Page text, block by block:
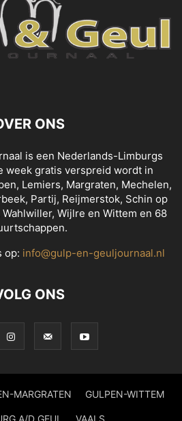
ONS
is een Nederlands-Limburgs
week gratis verspreid wordt in
Lemiers, Margraten, Mechelen,
Partij, Reijmerstok, Schin op
Wijlre en Wittem en 68
op: info@gulp-en-geuljournaal.nl
ONS
MARGRATEN GULPEN-WITTEM
A/D GEUL VAALS